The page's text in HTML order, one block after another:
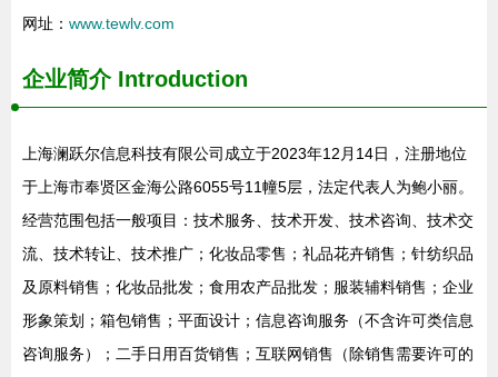
网址： www.tewlv.com
企业简介Introduction
上海澜跃尔信息科技有限公司成立于2023年12月14日，注册地位
于上海市奉贤区金海公路6055号11幢5层，法定代表人为鲍小丽。
经营范围包括一般项目：技术服务、技术开发、技术咨询、技术交
流、技术转让、技术推广；化妆品零售；礼品花卉销售；针纺织品
及原料销售；化妆品批发；食用农产品批发；服装辅料销售；企业
形象策划；箱包销售；平面设计；信息咨询服务（不含许可类信息
咨询服务）；二手日用百货销售；互联网销售（除销售需要许可的